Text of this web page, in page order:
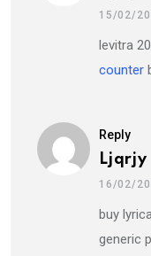
15/02/
levitra
counter
Reply
Ljqrjy
16/02/
buy
generic